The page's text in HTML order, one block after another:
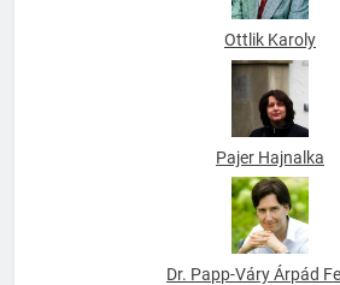
Ottlik Karoly
Pajer Hajnalka